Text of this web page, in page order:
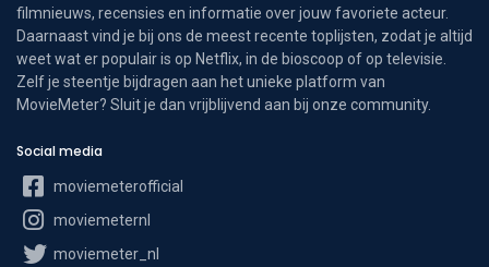
filmnieuws, recensies en informatie over jouw favoriete acteur.
Daarnaast vind je bij ons de meest recente toplijsten, zodat je altijd
weet wat er populair is op Netflix, in de bioscoop of op televisie.
Zelf je steentje bijdragen aan het unieke platform van
MovieMeter? Sluit je dan vrijblijvend aan bij onze community.
Social media
moviemeterofficial
moviemeternl
moviemeter_nl